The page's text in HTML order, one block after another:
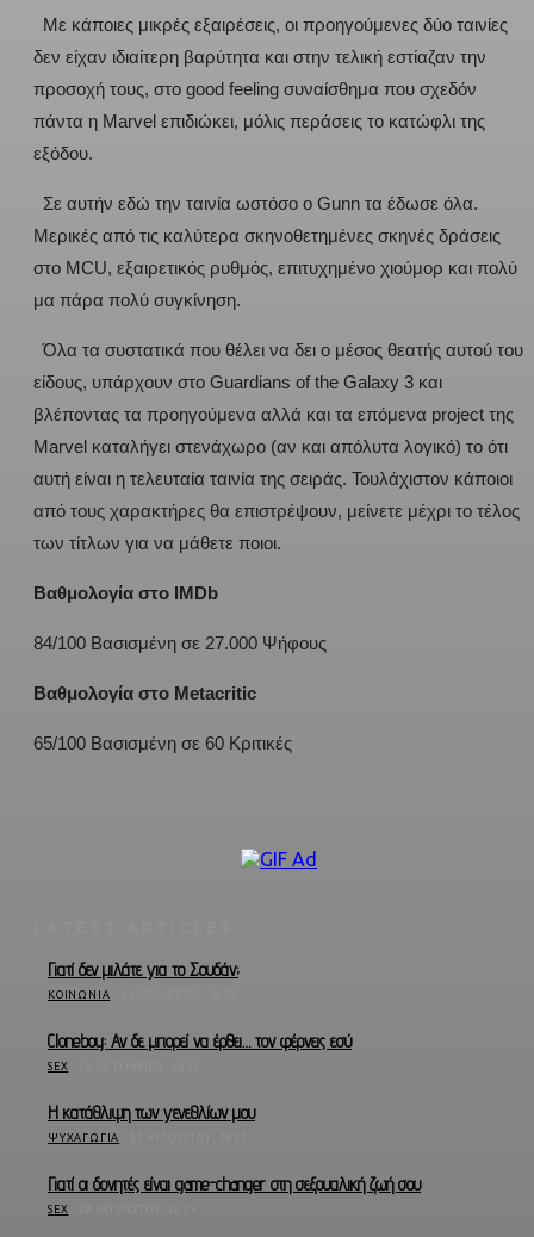
Με κάποιες μικρές εξαιρέσεις, οι προηγούμενες δύο ταινίες
δεν είχαν ιδιαίτερη βαρύτητα και στην τελική εστίαζαν την
προσοχή τους, στο good feeling συναίσθημα που σχεδόν
πάντα η Marvel επιδιώκει, μόλις περάσεις το κατώφλι της
εξόδου.
Σε αυτήν εδώ την ταινία ωστόσο ο Gunn τα έδωσε όλα.
Μερικές από τις καλύτερα σκηνοθετημένες σκηνές δράσεις
στο MCU, εξαιρετικός ρυθμός, επιτυχημένο χιούμορ και πολύ
μα πάρα πολύ συγκίνηση.
Όλα τα συστατικά που θέλει να δει ο μέσος θεατής αυτού του
είδους, υπάρχουν στο Guardians of the Galaxy 3 και
βλέποντας τα προηγούμενα αλλά και τα επόμενα project της
Marvel καταλήγει στενάχωρο (αν και απόλυτα λογικό) το ότι
αυτή είναι η τελευταία ταινία της σειράς. Τουλάχιστον κάποιοι
από τους χαρακτήρες θα επιστρέψουν, μείνετε μέχρι το τέλος
των τίτλων για να μάθετε ποιοι.
Βαθμολογία στο IMDb
84/100 Βασισμένη σε 27.000 Ψήφους
Βαθμολογία στο Metacritic
65/100 Βασισμένη σε 60 Κριτικές
Γιατί δεν μιλάτε για το Σουδάν;
ΚΟΙΝΩΝΊΑ
Cloneboy: Αν δε μπορεί να έρθει… τον φέρνεις εσύ
SEX
Η κατάθλιψη των γενεθλίων μου
ΨΥΧΑΓΩΓΊΑ
Γιατί οι δονητές είναι game-changer στη σεξουαλική ζωή σου
SEX